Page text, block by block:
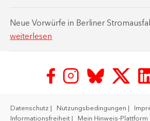
Neue Vorwürfe in Berliner
weiterlesen
Datenschutz Nutzungsbedingungen
Informationsfreiheit
Mein Hinweis-Plattform